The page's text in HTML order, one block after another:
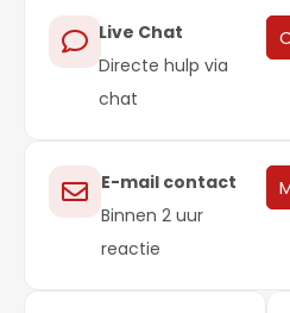
Live Chat
Directe hulp via
chat
E-mail contact
Binnen 2 uur
reactie